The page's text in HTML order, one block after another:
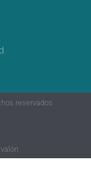
reservados